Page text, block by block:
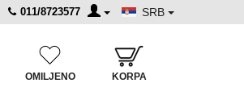
011/8723577 SRB
OMILJENO KORPA